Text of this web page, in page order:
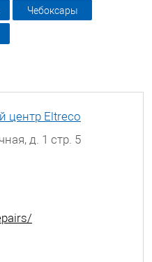
Чебоксары
центр Eltreco
д. 1 стр. 5